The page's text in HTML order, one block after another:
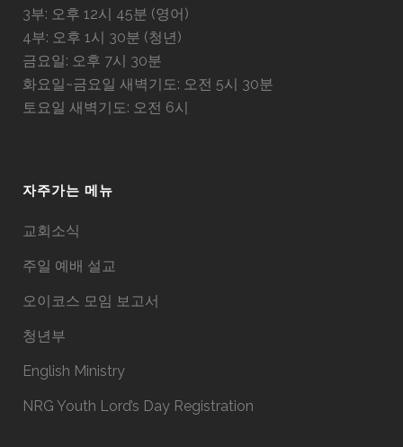
3부: 오후 12시 45분 (영어)
4부: 오후 1시 30분 (청년)
금요일: 오후 7시 30분
화요일~금요일 새벽기도: 오전 5시 30분
토요일 새벽기도: 오전 6시
자주가는 메뉴
교회소식
주일 예배 설교
오이코스 모임 보고서
청년부
English Ministry
NRG Youth Lord’s Day Registration